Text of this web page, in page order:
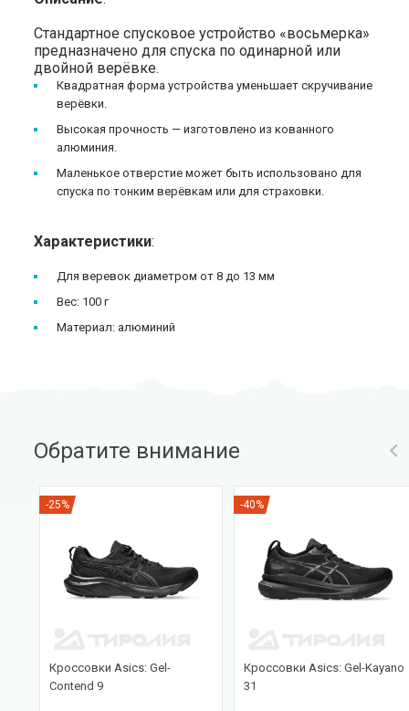
Стандартное спусковое устройство «восьмерка»
предназначено для спуска по одинарной или
двойной верёвке.
Квадратная форма устройства уменьшает скручивание
верёвки.
Высокая прочность — изготовлено из кованного
алюминия.
Маленькое отверстие может быть использовано для
спуска по тонким верёвкам или для страховки.
Характеристики:
Для веревок диаметром от 8 до 13 мм
Вес: 100 г
Материал: алюминий
Обратите внимание
-25%
Кроссовки Asics: Gel-
Contend 9
-40%
Кроссовки Asics: Gel-Kayano
31